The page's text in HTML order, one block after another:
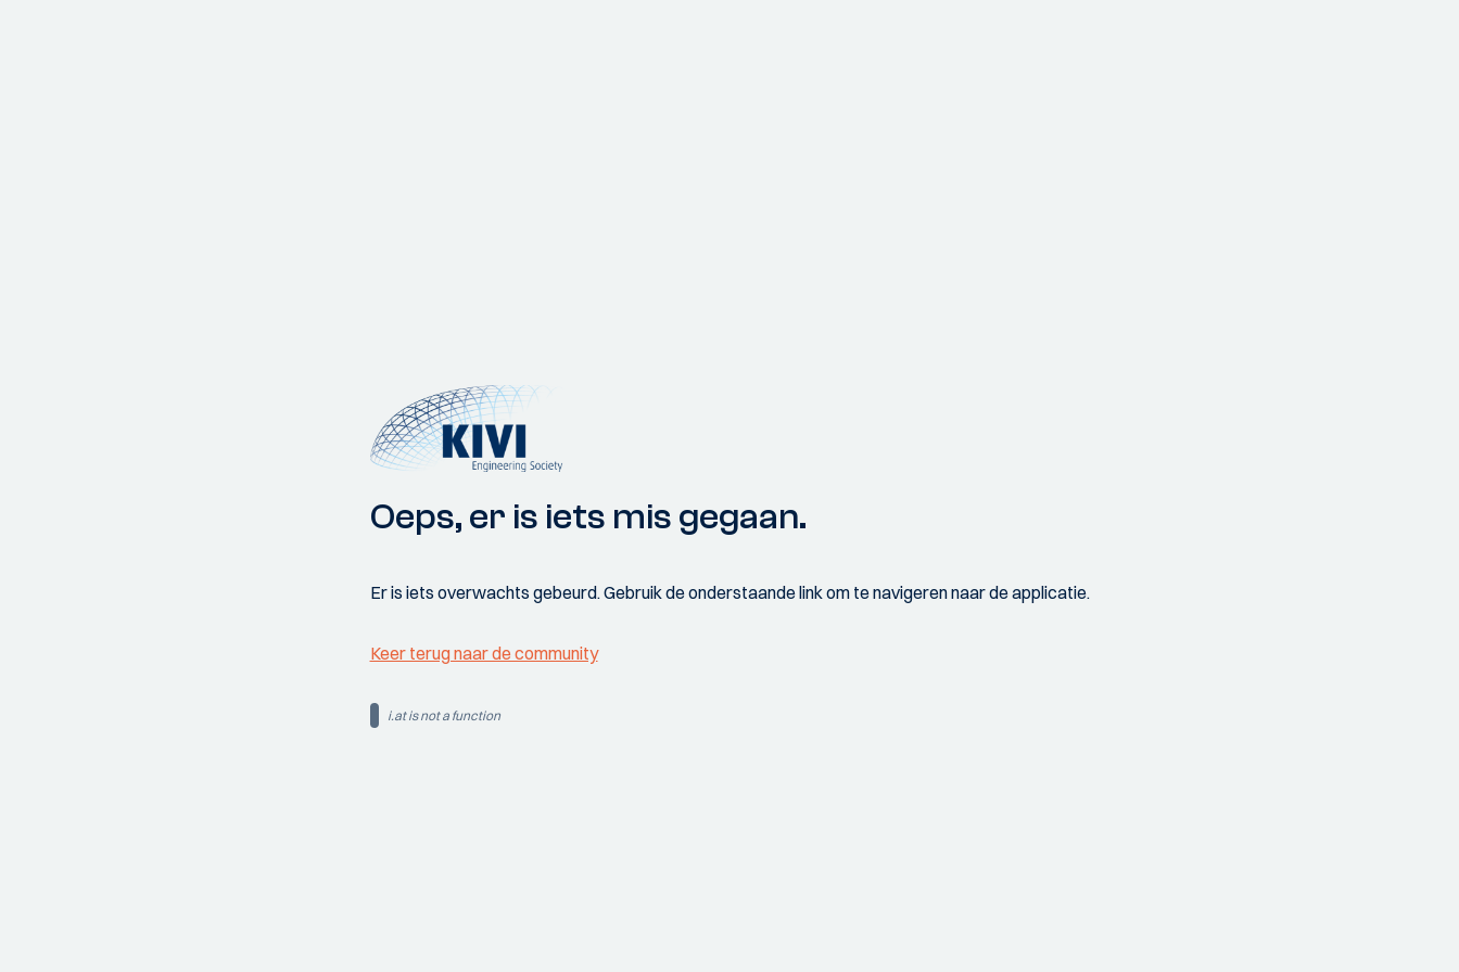
Oeps, er is iets mis gegaan.
Er is iets overwachts gebeurd. Gebruik de onderstaande link om te navigeren naar de applicatie.
Keer terug naar de community
i.at is not a function